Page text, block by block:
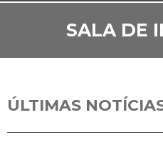
SALA DE
ÚLTIMAS